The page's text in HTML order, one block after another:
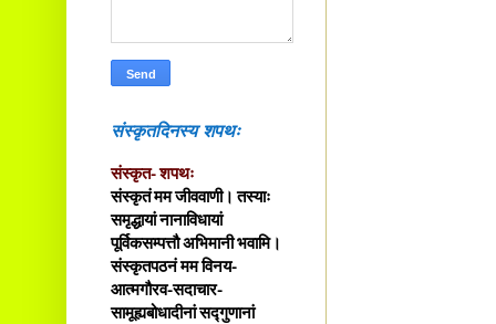
संस्कृतदिनस्य शपथः
संस्कृत- शपथः
संस्कृतं मम जीववाणी। तस्याः
समृद्धायां नानाविधायां
पूर्विकसम्पत्तौ अभिमानी भवामि।
संस्कृतपठनं मम विनय-
आत्मगौरव-सदाचार-
सामूह्यबोधादीनां सद्गुणानां